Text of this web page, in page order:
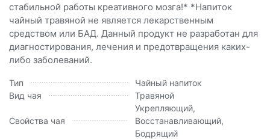
стабильной работы креативного мозга!* *Напиток
чайный травяной не является лекарственным
средством или БАД. Данный продукт не разработан для
диагностирования, лечения и предотвращения каких-
либо заболеваний.
Тип
Чайный напиток
Вид чая
Травяной
Свойства чая
Укрепляющий,
Восстанавливающий,
Бодрящий